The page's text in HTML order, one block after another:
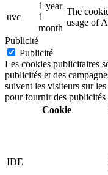
uvc
1 year
1
month
The
usage of
Publicité
Publicité
Les cookies publicitaires
publicités et des
suivent les visiteurs sur
pour fournir des publicités
Cookie
IDE